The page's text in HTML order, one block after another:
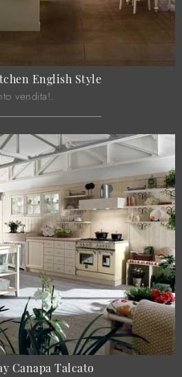
English Style
vendita!.
Canapa Talcato